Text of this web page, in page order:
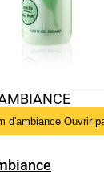
d'ambiance Ouvrir